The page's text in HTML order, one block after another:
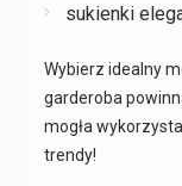
sukienki
Wybierz idealny
garderoba
mogła
trendy!